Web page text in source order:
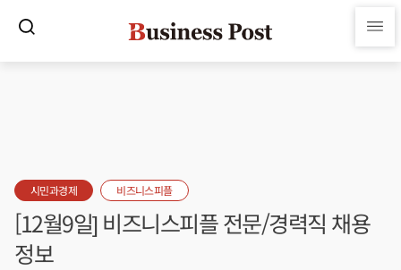
시민과경제 비즈니스피플
[12월9일] 비즈니스피플 전문/경력직 채용
정보